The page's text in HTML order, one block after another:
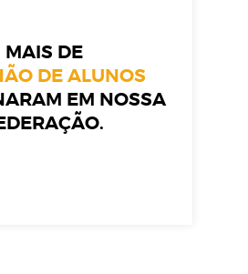
MAIS DE
DE ALUNOS
EM NOSSA